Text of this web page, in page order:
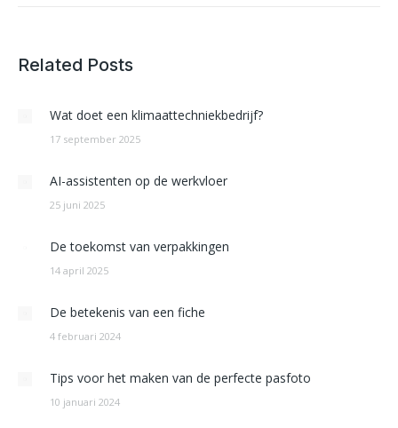
Related Posts
Wat doet een klimaattechniekbedrijf?
17 september 2025
AI-assistenten op de werkvloer
25 juni 2025
De toekomst van verpakkingen
14 april 2025
De betekenis van een fiche
4 februari 2024
Tips voor het maken van de perfecte pasfoto
10 januari 2024